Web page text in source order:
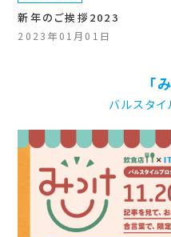
新年のご挨拶2023
2023年01月01日
「
バルスタ